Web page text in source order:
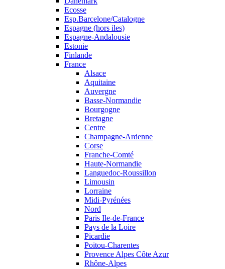
Ecosse
Esp.Barcelone/Catalogne
Espagne (hors iles)
Espagne-Andalousie
Estonie
Finlande
France
Alsace
Aquitaine
Auvergne
Basse-Normandie
Bourgogne
Bretagne
Centre
Champagne-Ardenne
Corse
Franche-Comté
Haute-Normandie
Languedoc-Roussillon
Limousin
Lorraine
Midi-Pyrénées
Nord
Paris Ile-de-France
Pays de la Loire
Picardie
Poitou-Charentes
Provence Alpes Côte Azur
Rhône-Alpes